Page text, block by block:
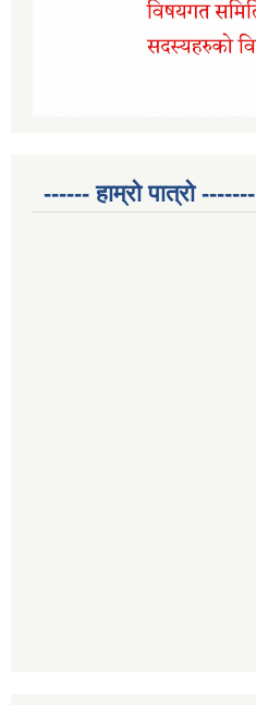
------ हाम्रो पात्रो -------